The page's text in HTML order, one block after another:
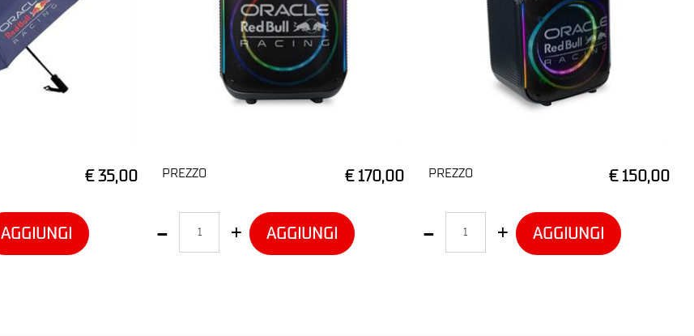
€ 35,00
AGGIUNGI
PREZZO € 170,00
AGGIUNGI
PREZZO € 150,00
AGGIUNGI